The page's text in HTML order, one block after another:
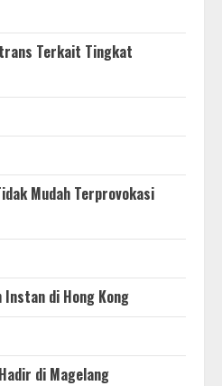
Terkait Tingkat
Mudah Terprovokasi
Instan di Hong Kong
di Magelang